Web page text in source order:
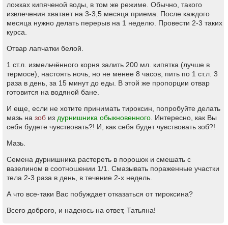
ложках кипяченой воды, в том же режиме. Обычно, такого
извлечения хватает на 3-3,5 месяца приема. После каждого
месяца нужно делать перерыв на 1 неделю. Провести 2-3 таких
курса.
Отвар лапчатки белой.
1 ст.л. измельчённого корня залить 200 мл. кипятка (лучше в
термосе), настоять ночь, но не менее 8 часов, пить по 1 ст.л. 3
раза в день, за 15 минут до еды. В этой же пропорции отвар
готовится на водяной бане.
И еще, если не хотите принимать тироксин, попробуйте делать
мазь на зоб из дурнишника обыкновенного . Интересно, как Вы
себя будете чувствовать?! И, как себя будет чувствовать зоб?!
Мазь.
Семена дурнишника растереть в порошок и смешать с
вазелином в соотношении 1/1. Смазывать пораженные участки
тела 2-3 раза в день, в течение 2-х недель.
А что все-таки Вас побуждает отказаться от тироксина?
Всего доброго, и надеюсь на ответ, Татьяна!